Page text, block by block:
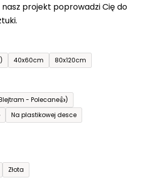
projekt poprowadzi Cię do
40x60cm 80x120cm
- Polecane👍)
Na plastikowej desce
Złota